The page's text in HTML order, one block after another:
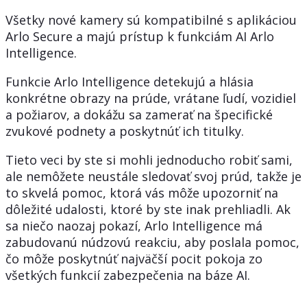
Všetky nové kamery sú kompatibilné s aplikáciou
Arlo Secure a majú prístup k funkciám AI Arlo
Intelligence.
Funkcie Arlo Intelligence detekujú a hlásia
konkrétne obrazy na prúde, vrátane ľudí, vozidiel
a požiarov, a dokážu sa zamerať na špecifické
zvukové podnety a poskytnúť ich titulky.
Tieto veci by ste si mohli jednoducho robiť sami,
ale nemôžete neustále sledovať svoj prúd, takže je
to skvelá pomoc, ktorá vás môže upozorniť na
dôležité udalosti, ktoré by ste inak prehliadli. Ak
sa niečo naozaj pokazí, Arlo Intelligence má
zabudovanú núdzovú reakciu, aby poslala pomoc,
čo môže poskytnúť najväčší pocit pokoja zo
všetkých funkcií zabezpečenia na báze AI.